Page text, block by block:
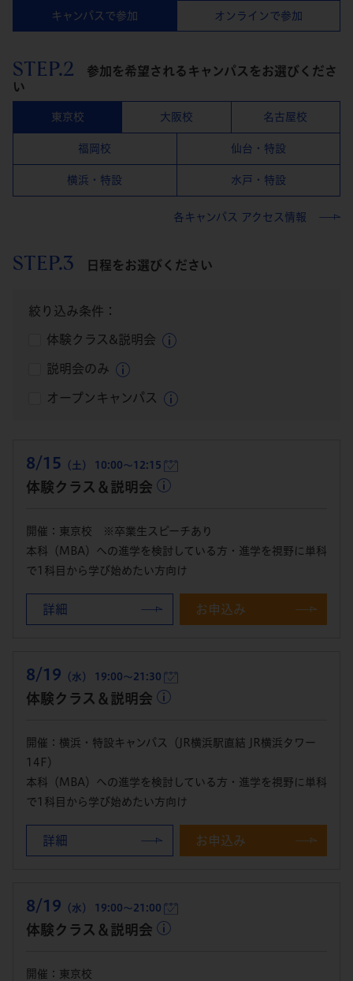
キャンパスで参加 オンラインで参加
STEP.2
参加を希望されるキャンパスをお選びくださ
い
各キャンパス アクセス情報
東京校 大阪校 名古屋校
福岡校 仙台・特設
横浜・特設 水戸・特設
STEP.3 日程をお選びください
絞り込み条件：
体験クラス&説明会
説明会のみ
オープンキャンパス
8/15 （土） 10:00～12:15
体験クラス＆説明会
開催：東京校 ※卒業生スピーチあり
本科（MBA）への進学を検討している方・進学を視野に単科
で1科目から学び始めたい方向け
詳細 お申込み
8/19 （水） 19:00～21:30
体験クラス＆説明会
開催：横浜・特設キャンパス（JR横浜駅直結 JR横浜タワー
14F）
本科（MBA）への進学を検討している方・進学を視野に単科
で1科目から学び始めたい方向け
詳細 お申込み
8/19 （水） 19:00～21:00
体験クラス＆説明会
開催：東京校